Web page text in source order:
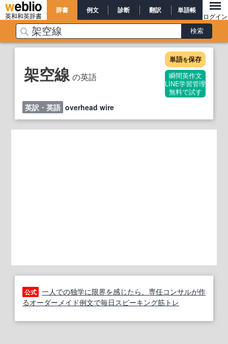
英和和英辞書
辞書 例文 診断 翻訳 単語帳
ログイン
架空線 の英語
単語を保存
瞬間英作文
LINE学習管理
無料で試す
英訳・英語 overhead wire
公式 一人での独学に限界を感じたら、専任コンサルが作
るオーダーメイド例文で毎日スピーキング筋トレ